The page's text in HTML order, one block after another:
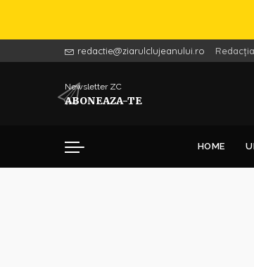
redactie@ziarulclujeanului.ro Redacția
Newsletter ZC
ABONEAZA-TE
HOME